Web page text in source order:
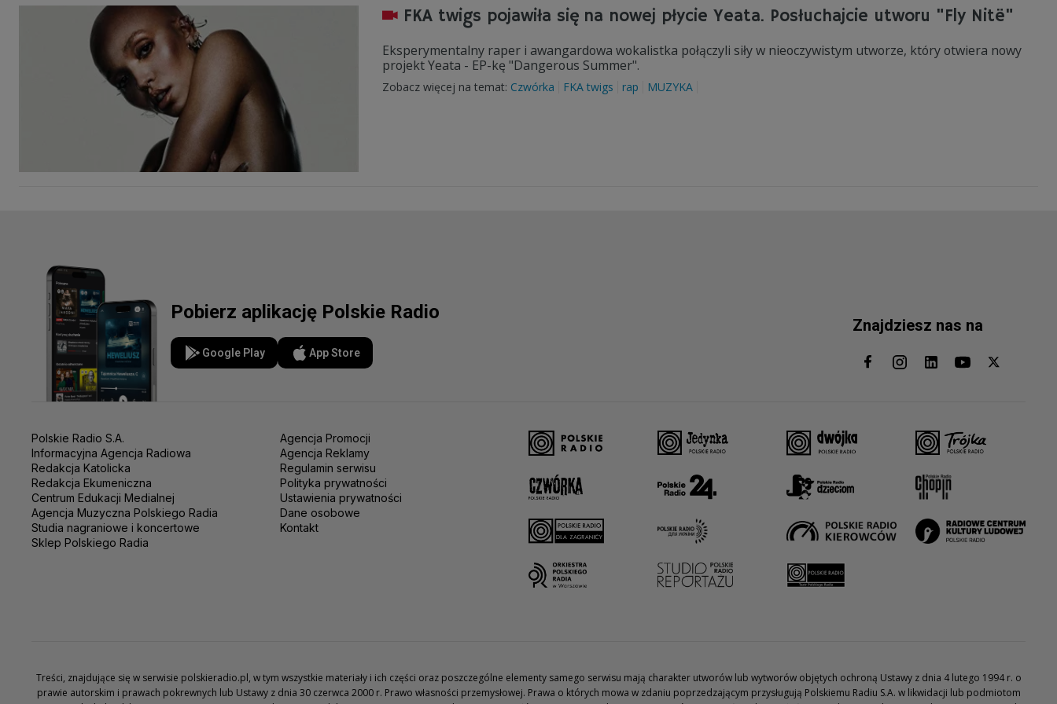
FKA twigs pojawiła się na nowej płycie Yeata. Posłuchajcie utworu "Fly Nitë"
Eksperymentalny raper i awangardowa wokalistka połączyli siły w nieoczywistym utworze, który otwiera nowy
projekt Yeata - EP-kę "Dangerous Summer".
Zobacz więcej na temat: Czwórka FKA twigs rap MUZYKA
Pobierz aplikację Polskie Radio
Google Play App Store
Znajdziesz nas na
Polskie Radio S.A.
Informacyjna Agencja Radiowa
Redakcja Katolicka
Redakcja Ekumeniczna
Centrum Edukacji Medialnej
Agencja Muzyczna Polskiego Radia
Studia nagraniowe i koncertowe
Sklep Polskiego Radia
Agencja Promocji
Agencja Reklamy
Regulamin serwisu
Polityka prywatności
Ustawienia prywatności
Dane osobowe
Kontakt
Treści, znajdujące się w serwisie polskieradio.pl, w tym wszystkie materiały i ich części oraz poszczególne elementy samego serwisu mają charakter utworów lub wytworów objętych ochroną Ustawy z dnia 4 lutego 1994 r. o
prawie autorskim i prawach pokrewnych lub Ustawy z dnia 30 czerwca 2000 r. Prawo własności przemysłowej. Prawa o których mowa w zdaniu poprzedzającym przysługują Polskiemu Radiu S.A. w likwidacji lub podmiotom